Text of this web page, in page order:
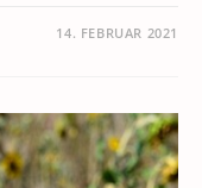
14. FEBRUAR 2021